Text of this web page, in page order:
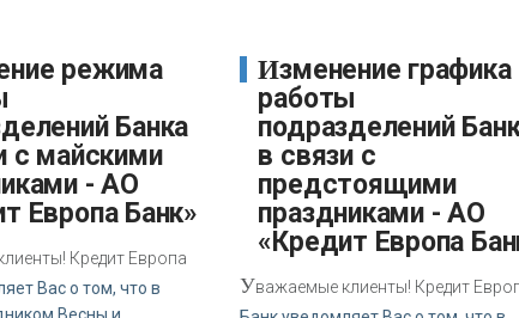
Банка
с майскими
- АО
Европа Банк»
Кредит Европа
Вас о том, что в
Изменение графика
работы
подразделений
в связи с
предстоящими
праздниками - АО
«Кредит Европа
Уважаемые клиенты! Кредит